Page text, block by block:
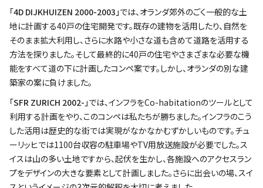
「4D DIJKHUIZEN 2000-2003」では、オランダ郊外のごく一般的な土
地に計画する40戸の住宅開発です。既存の建物を活用したり、自然を
そのまま拡大利用し、さらに水路や小さな道も含めて道路を活用する
方法を探りました。そして最終的に40戸の住宅やさまざまな必要な機
能をすべて道の下に計画したコンペ案です。しかし、オランダの別な建
築家の案に負けました。
「SFR ZURICH 2002-」では、インフラをCo-habitationのツールとして
利用する計画をやり、このコンペは私たちが勝ちました。インフラのこう
した活用は歴史的な街では実現がなかなかむずかしいものです。チュ
ーリッヒでは1100台収容の駐車場やTV用放送施設が必要でした。ス
イスは山の多い土地ですから、起伏を生かし、各施設へのアクセスラン
プをデザインの大きな要素として計画しました。さらに出会いの場、スイ